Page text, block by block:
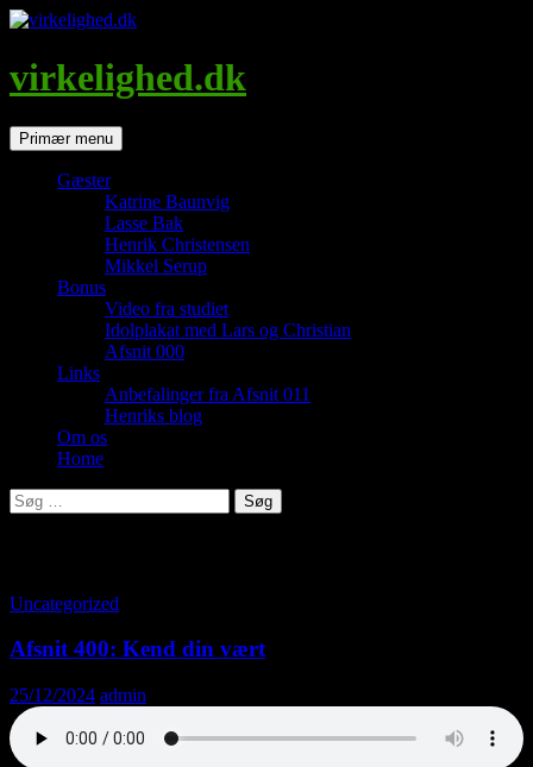
Hop
indhold
virkelighed.dk
SøgPrimær menu
Gæster
Katrine Baunvig
Lasse Bak
Henrik Christensen
Mikkel Serup
Bonus
Video fra studiet
Idolplakat med Lars og Christian
Afsnit 000
Links
Anbefalinger fra Afsnit 011
Henriks blog
Om os
Home
Søg
efter:
Uncategorized
Afsnit 400: Kend din vært
25/12/2024 admin